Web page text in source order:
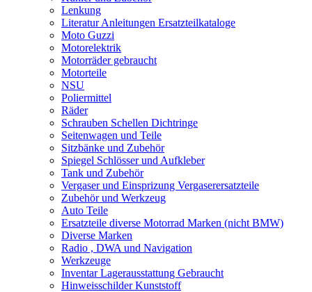
Lenkung
Literatur Anleitungen Ersatzteilkataloge
Moto Guzzi
Motorelektrik
Motorräder gebraucht
Motorteile
NSU
Poliermittel
Räder
Schrauben Schellen Dichtringe
Seitenwagen und Teile
Sitzbänke und Zubehör
Spiegel Schlösser und Aufkleber
Tank und Zubehör
Vergaser und Einsprizung Vergaserersatzteile
Zubehör und Werkzeug
Auto Teile
Ersatzteile diverse Motorrad Marken (nicht BMW)
Diverse Marken
Radio , DWA und Navigation
Werkzeuge
Inventar Lagerausstattung Gebraucht
Hinweisschilder Kunststoff